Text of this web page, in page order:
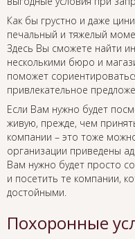
Как бы грустно и даже
печальный и тяжелый
Здесь Вы сможете найти
несколькими бюро и
поможет
привлекательное
Если Вам нужно будет
живую, прежде, чем
компании – это тоже
организации приведены
Вам нужно будет просто
и посетить те компании,
достойными.
Похоронные